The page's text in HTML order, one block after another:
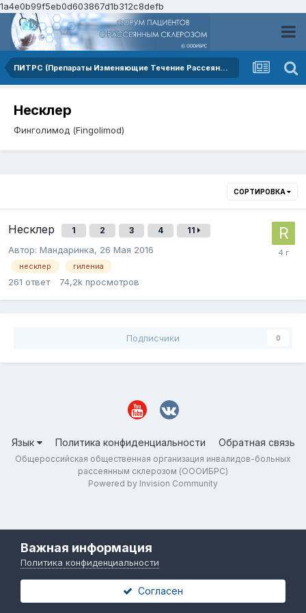
1a4e0b99f5eb0d603867d1b312c8defb
ПИТРС (Препараты Изменяющие Течение Рассеянного Склероза)
Несклер
Финголимод (Fingolimod)
СОРТИРОВКА
Несклер 1 2 3 4 11
Автор: Мандаринка, 26 Мая 2016
несклер гилениа
261 ответ 74,2k просмотров
Подписчики 0
Язык Политика конфиденциальности Обратная связь
Общероссийская общественная организация инвалидов-больных
рассеянным склерозом (ОООИБРС)
Powered by Invision Community
Важная информация
Политика конфиденциальности
Согласен